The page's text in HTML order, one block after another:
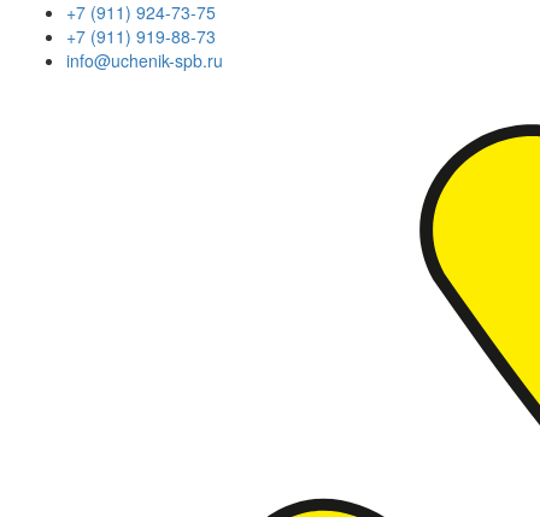
+7 (911) 924-73-75
+7 (911) 919-88-73
info@uchenik-spb.ru